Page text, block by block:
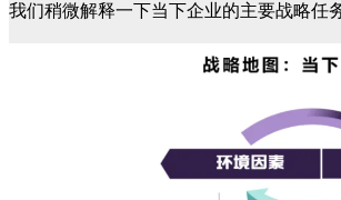
我们稍微解释一下当下企业的主要战略任